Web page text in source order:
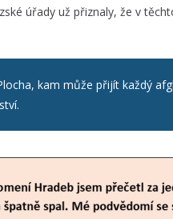
úřady už přiznaly, že v
kam může přijít každý